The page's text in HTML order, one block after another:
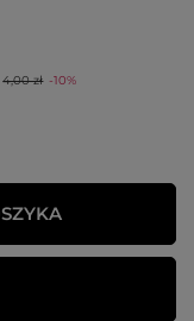
4,00 zł -10%